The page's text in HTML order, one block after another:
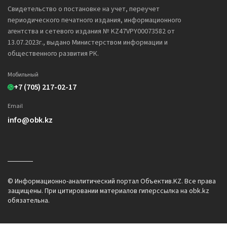
Свидетельство о постановке на учет, переучет
периодического печатного издания, информационного
агентства и сетевого издания № KZ47VPY00073582 от
13.07.2023г., выдано Министерством информации и
общественного развития РК.
Мобильный
+7 (705) 217-02-17
Email
info@obk.kz
© Информационно-аналитический портал Объектив.KZ. Все права
защищены. При цитировании материалов гиперссылка на obk.kz
обязательна.